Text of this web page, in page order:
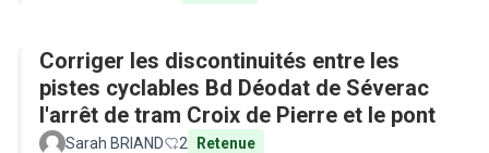
Corriger les discontinuités entre les
pistes cyclables Bd Déodat de Séverac
l'arrêt de tram Croix de Pierre et le pont
Sarah BRIAND 2 Retenue